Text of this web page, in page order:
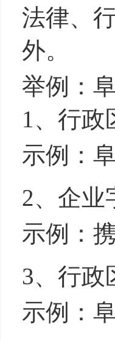
法律、
外。
举例：
1、行政
示例：
2、企业
示例：
3、行政
示例：